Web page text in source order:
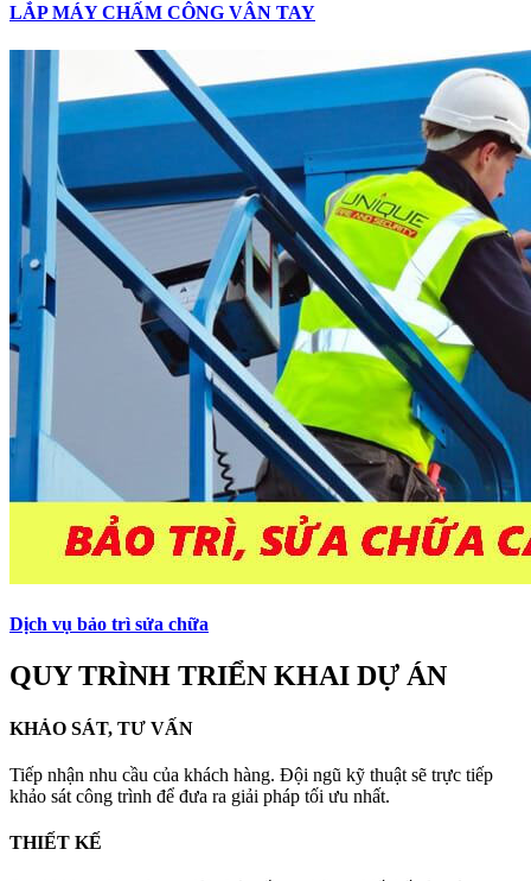
LẮP MÁY CHẤM CÔNG VÂN TAY
Dịch vụ bảo trì sửa chữa
QUY TRÌNH TRIỂN KHAI DỰ ÁN
KHẢO SÁT, TƯ VẤN
Tiếp nhận nhu cầu của khách hàng. Đội ngũ kỹ thuật sẽ trực tiếp
khảo sát công trình để đưa ra giải pháp tối ưu nhất.
THIẾT KẾ